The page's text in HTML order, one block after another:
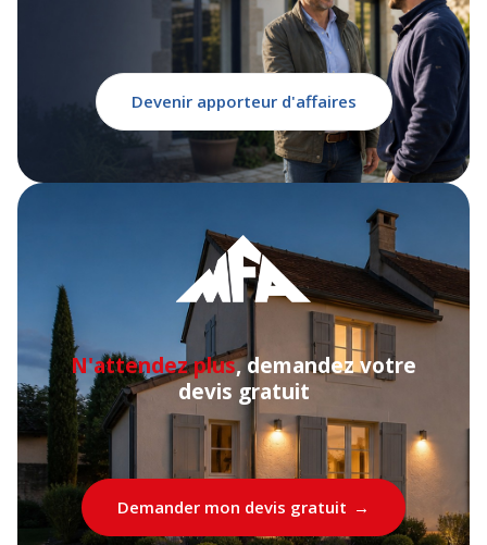
Devenir apporteur d'affaires
N'attendez plus, demandez votre
devis gratuit
Demander mon devis gratuit →